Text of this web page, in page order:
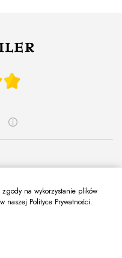
na wykorzystanie plików
naszej Polityce Prywatności.